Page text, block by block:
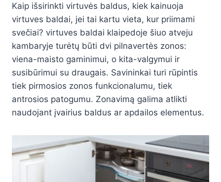
Kaip išsirinkti virtuvės baldus, kiek kainuoja
virtuves baldai, jei tai kartu vieta, kur priimami
svečiai? virtuves baldai klaipedoje šiuo atveju
kambaryje turėtų būti dvi pilnavertės zonos:
viena-maisto gaminimui, o kita-valgymui ir
susibūrimui su draugais. Savininkai turi rūpintis
tiek pirmosios zonos funkcionalumu, tiek
antrosios patogumu. Zonavimą galima atlikti
naudojant įvairius baldus ar apdailos elementus.